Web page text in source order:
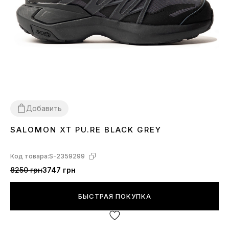
Добавить
4143
SALOMON XT PU.RE BLACK GREY
Код товара:S-2359299
8250 грн3747 грн
БЫСТРАЯ ПОКУПКА